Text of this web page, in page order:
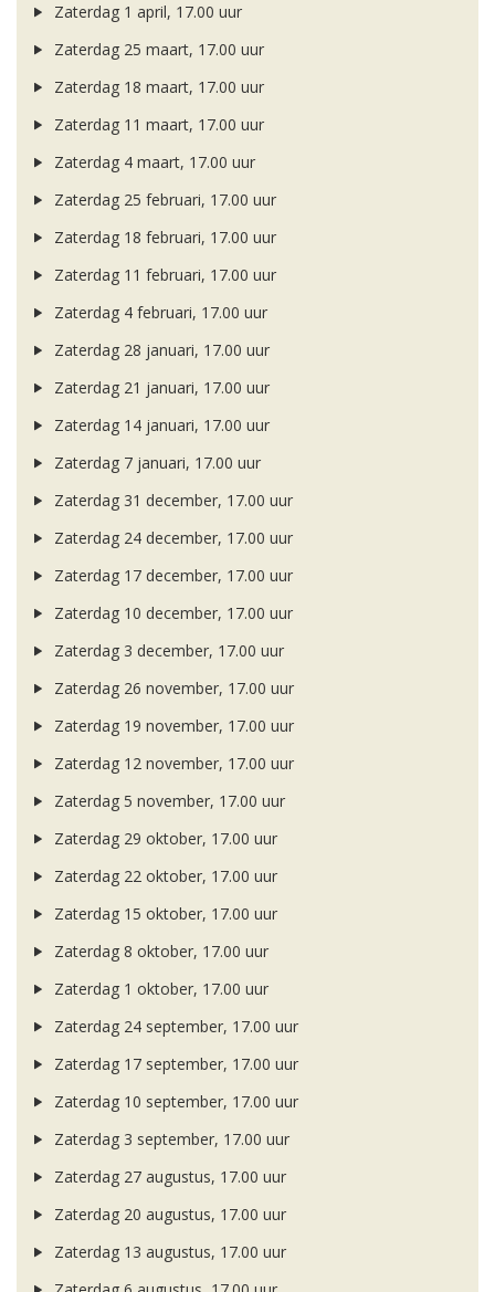
Zaterdag 1 april, 17.00 uur
Zaterdag 25 maart, 17.00 uur
Zaterdag 18 maart, 17.00 uur
Zaterdag 11 maart, 17.00 uur
Zaterdag 4 maart, 17.00 uur
Zaterdag 25 februari, 17.00 uur
Zaterdag 18 februari, 17.00 uur
Zaterdag 11 februari, 17.00 uur
Zaterdag 4 februari, 17.00 uur
Zaterdag 28 januari, 17.00 uur
Zaterdag 21 januari, 17.00 uur
Zaterdag 14 januari, 17.00 uur
Zaterdag 7 januari, 17.00 uur
Zaterdag 31 december, 17.00 uur
Zaterdag 24 december, 17.00 uur
Zaterdag 17 december, 17.00 uur
Zaterdag 10 december, 17.00 uur
Zaterdag 3 december, 17.00 uur
Zaterdag 26 november, 17.00 uur
Zaterdag 19 november, 17.00 uur
Zaterdag 12 november, 17.00 uur
Zaterdag 5 november, 17.00 uur
Zaterdag 29 oktober, 17.00 uur
Zaterdag 22 oktober, 17.00 uur
Zaterdag 15 oktober, 17.00 uur
Zaterdag 8 oktober, 17.00 uur
Zaterdag 1 oktober, 17.00 uur
Zaterdag 24 september, 17.00 uur
Zaterdag 17 september, 17.00 uur
Zaterdag 10 september, 17.00 uur
Zaterdag 3 september, 17.00 uur
Zaterdag 27 augustus, 17.00 uur
Zaterdag 20 augustus, 17.00 uur
Zaterdag 13 augustus, 17.00 uur